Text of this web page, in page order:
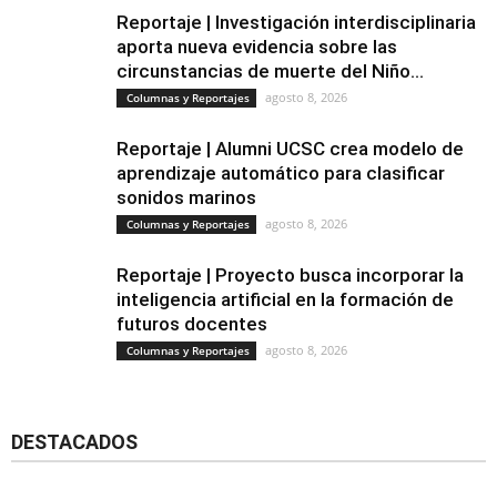
Reportaje | Investigación interdisciplinaria
aporta nueva evidencia sobre las
circunstancias de muerte del Niño...
Columnas y Reportajes agosto 8, 2026
Reportaje | Alumni UCSC crea modelo de
aprendizaje automático para clasificar
sonidos marinos
Columnas y Reportajes agosto 8, 2026
Reportaje | Proyecto busca incorporar la
inteligencia artificial en la formación de
futuros docentes
Columnas y Reportajes agosto 8, 2026
DESTACADOS